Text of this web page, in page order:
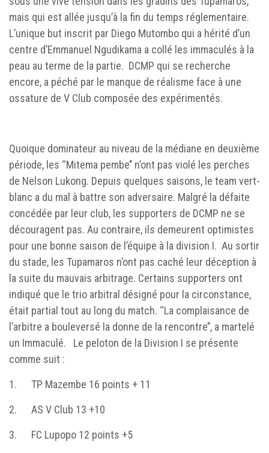
mais qui est allée jusqu’à la fin du temps réglementaire.
L’unique but inscrit par Diego Mutombo qui a hérité d’un
centre d’Emmanuel Ngudikama a collé les immaculés à la
peau au terme de la partie. DCMP qui se recherche
encore, a péché par le manque de réalisme face à une
ossature de V Club composée des expérimentés.
Quoique dominateur au niveau de la médiane en deuxième
période, les ‘‘Mitema pembe’’ n’ont pas violé les perches
de Nelson Lukong. Depuis quelques saisons, le team vert-
blanc a du mal à battre son adversaire. Malgré la défaite
concédée par leur club, les supporters de DCMP ne se
découragent pas. Au contraire, ils demeurent optimistes
pour une bonne saison de l’équipe à la division I. Au sortir
du stade, les Tupamaros n’ont pas caché leur déception à
la suite du mauvais arbitrage. Certains supporters ont
indiqué que le trio arbitral désigné pour la circonstance,
était partial tout au long du match. ‘‘La complaisance de
l’arbitre a bouleversé la donne de la rencontre’’, a martelé
un Immaculé. Le peloton de la Division I se présente
comme suit :
1. TP Mazembe 16 points + 11
2. AS V Club 13 +10
3. FC Lupopo 12 points +5